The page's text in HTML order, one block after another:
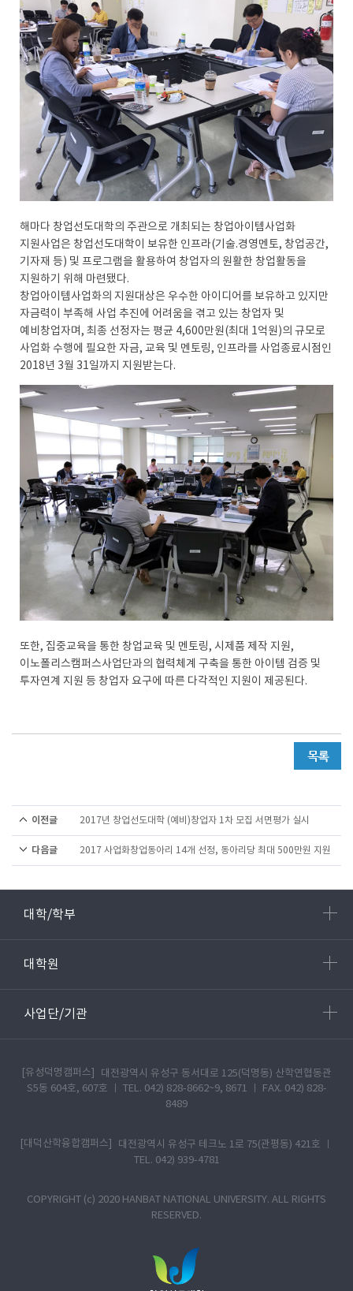
해마다 창업선도대학의 주관으로 개최되는 창업아이템사업화
지원사업은 창업선도대학이 보유한 인프라(기술.경영멘토, 창업공간,
기자재 등) 및 프로그램을 활용하여 창업자의 원활한 창업활동을
지원하기 위해 마련됐다.
창업아이템사업화의 지원대상은 우수한 아이디어를 보유하고 있지만
자금력이 부족해 사업 추진에 어려움을 겪고 있는 창업자 및
예비창업자며, 최종 선정자는 평균 4,600만원(최대 1억원)의 규모로
사업화 수행에 필요한 자금, 교육 및 멘토링, 인프라를 사업종료시점인
2018년 3월 31일까지 지원받는다.
또한, 집중교육을 통한 창업교육 및 멘토링, 시제품 제작 지원,
이노폴리스캠퍼스사업단과의 협력체계 구축을 통한 아이템 검증 및
투자연계 지원 등 창업자 요구에 따른 다각적인 지원이 제공된다.
이전글 2017년 창업선도대학 (예비)창업자 1차 모집 서면평가 실시
다음글 2017 사업화창업동아리 14개 선정, 동아리당 최대 500만원 지원
대학/학부
대학원
사업단/기관
[유성덕명캠퍼스]
대전광역시 유성구 동서대로 125(덕명동) 산학연협동관
S5동 604호, 607호 ㅣ TEL. 042) 828-8662~9, 8671 ㅣ FAX. 042) 828-
8489
[대덕산학융합캠퍼스]
대전광역시 유성구 테크노 1로 75(관평동) 421호 ㅣ
TEL. 042) 939-4781
COPYRIGHT (c) 2020 HANBAT NATIONAL UNIVERSITY. ALL RIGHTS
RESERVED.